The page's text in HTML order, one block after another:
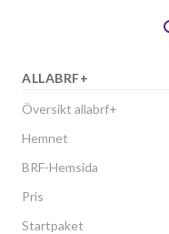
ALLABRF+
Översikt allabrf+
Hemnet
BRF-Hemsida
Pris
Startpaket